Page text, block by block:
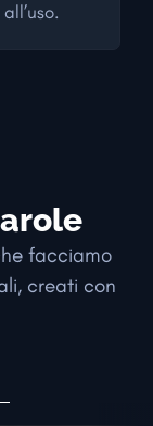
all’uso.
facciamo
creati con